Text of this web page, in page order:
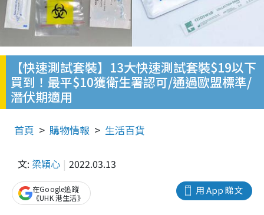
【快速測試套裝】13大快速測試套裝$19以下
買到！最平$10獲衛生署認可/通過歐盟標準/
潛伏期適用
首頁 購物情報 生活百貨
文: 梁穎心 2022.03.13
用 App 睇文
在Google追蹤
《UHK 港生活》